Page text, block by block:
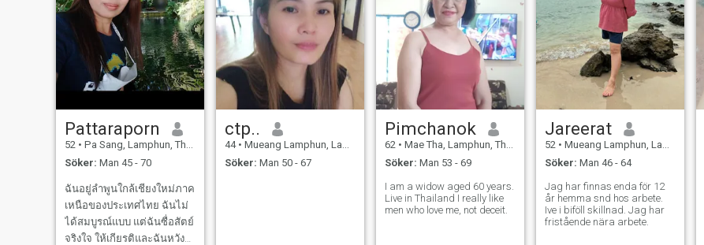
Pattaraporn
52 • Pa Sang, Lamphun, Thailand
Söker: Man 45 - 70
ฉันอยู่ลำพูนใกล้เชียงใหม่ภาค
เหนือของประเทศไทย ฉันไม่
ได้สมบูรณ์แบบ แต่ฉันซื่อสัตย์
จริงใจ ให้เกียรติและฉันหวัง
ctp..
44 • Mueang Lamphun, Lamphun, Thailand
Söker: Man 50 - 67
Pimchanok
62 • Mae Tha, Lamphun, Thailand
Söker: Man 53 - 69
I am a widow aged 60 years.
Live in Thailand I really like
men who love me, not deceit.
Jareerat
52 • Mueang Lamphun, Lamphun, Thailand
Söker: Man 46 - 64
Jag har finnas enda för 12
år hemma snd hos arbete.
Ive i biföll skillnad. Jag har
fristående nära arbete.